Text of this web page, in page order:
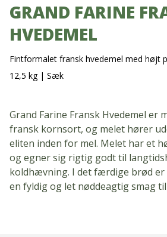
GRAND FARINE
HVEDEMEL
Fintformalet fransk hvedemel med højt
12,5 kg | Sæk
Grand Farine Fransk Hvedemel er
fransk kornsort, og melet hører
eliten inden for mel. Melet har et
og egner sig rigtig godt til
koldhævning. I det færdige brød er
en fyldig og let nøddeagtig smag